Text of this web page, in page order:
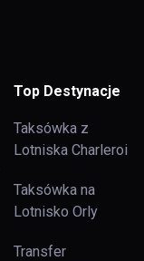
Top Destynacje
Taksówka z
Lotniska Charleroi
Taksówka na
Lotnisko Orly
Transfer